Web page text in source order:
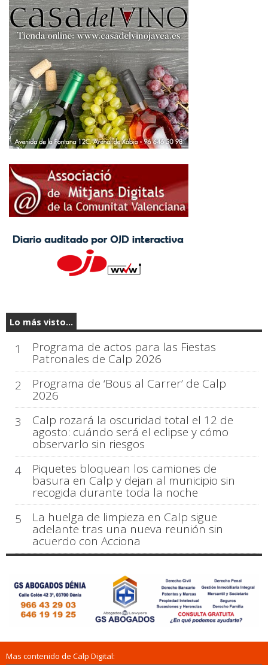
Lo más visto...
1 Programa de actos para las Fiestas
Patronales de Calp 2026
2
Programa de ‘Bous al Carrer’ de Calp
2026
3
Calp rozará la oscuridad total el 12 de
agosto: cuándo será el eclipse y cómo
observarlo sin riesgos
4
Piquetes bloquean los camiones de
basura en Calp y dejan al municipio sin
recogida durante toda la noche
5
La huelga de limpieza en Calp sigue
adelante tras una nueva reunión sin
acuerdo con Acciona
Mas contenido de Calp Digital: